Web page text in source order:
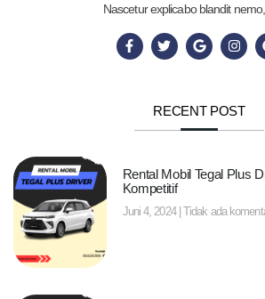
Nascetur explicabo blandit nemo,
RECENT POST
Rental Mobil Tegal Plus
Kompetitif
Juni 4, 2024 Tidak ada